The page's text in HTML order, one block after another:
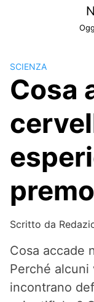
SCIENZA
Cosa
Scritto da
Cosa accade
Perché
incontrano